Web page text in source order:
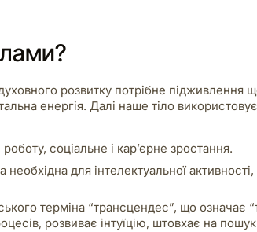
розвитку потрібне підживлення
енергія. Далі наше тіло використовує
соціальне і кар’єрне зростання.
для інтелектуальної активності,
терміна “трансцендес”, що означає
розвиває інтуїцію, штовхає на